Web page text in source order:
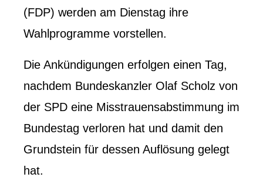
(FDP) werden am Dienstag ihre
Wahlprogramme vorstellen.
Die Ankündigungen erfolgen einen Tag,
nachdem Bundeskanzler Olaf Scholz von
der SPD eine Misstrauensabstimmung im
Bundestag verloren hat und damit den
Grundstein für dessen Auflösung gelegt
hat.